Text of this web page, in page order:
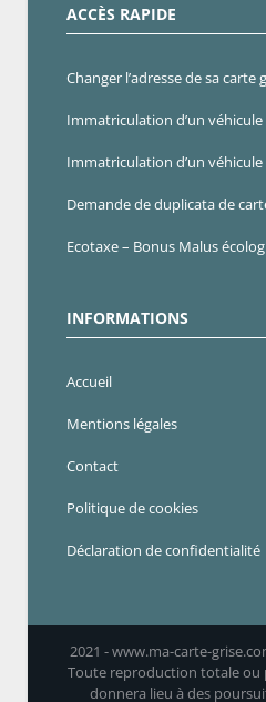
ACCÈS RAPIDE
Changer l’adresse de sa carte
Immatriculation d’un
Immatriculation d’un véhicule
Demande de duplicata de
Ecotaxe – Bonus Malus
INFORMATIONS
Accueil
Mentions légales
Contact
Politique de cookies
Déclaration de confidentialité
2021 - www.ma-carte-
Toute reproduction totale ou
donnera lieu à des